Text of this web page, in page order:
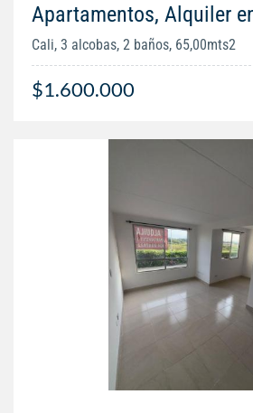
Apartamentos, Alquiler
Cali, 3 alcobas, 2 baños, 65,00mts2
$1.600.000